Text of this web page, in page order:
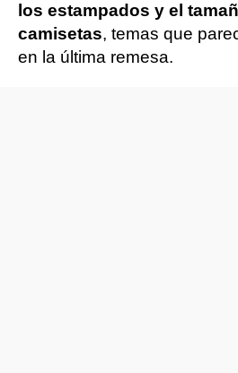
los estampados y el
camisetas, temas que
en la última remesa.